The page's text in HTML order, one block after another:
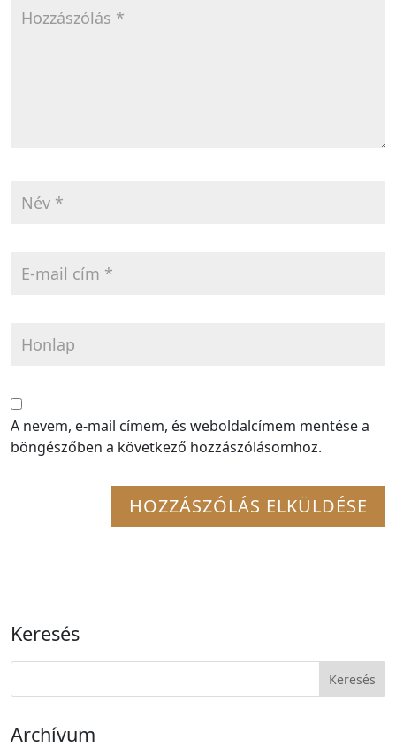
A nevem, e-mail címem, és weboldalcímem mentése a
böngészőben a következő hozzászólásomhoz.
Keresés
Archívum